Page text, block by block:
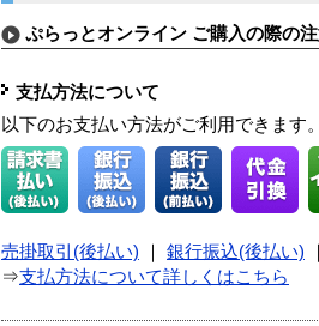
ぷらっとオンライン ご購入の際の
支払方法について
以下のお支払い方法がご利用できます。
売掛取引(後払い) 銀行振込(後払い)
⇒支払方法について詳しくはこちら